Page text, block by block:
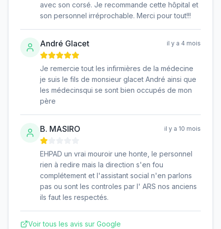
avec son corsé. Je recommande cette hôpital et
son personnel irréprochable. Merci pour tout!!!
André Glacet il y a 4 mois
Je remercie tout les infirmières de la médecine
je suis le fils de monsieur glacet André ainsi que
les médecinsqui se sont bien occupés de mon
père
B. MASIRO il y a 10 mois
EHPAD un vrai mouroir une honte, le personnel
rien à redire mais la direction s'en fou
complétement et l'assistant social n'en parlons
pas ou sont les controles par l' ARS nos anciens
ils faut les respectés.
Voir tous les avis sur Google